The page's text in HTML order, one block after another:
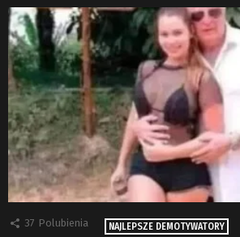
37 Polubienia NAJLEPSZE DEMOTYWATORY